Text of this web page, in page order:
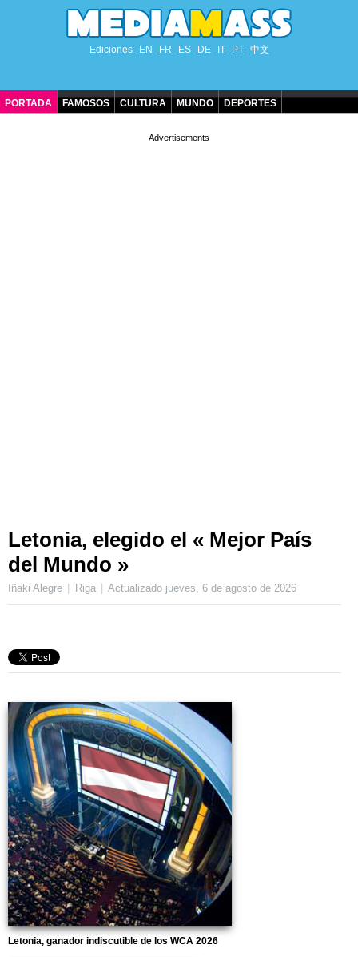
Ediciones EN FR ES DE IT PT 中文
PORTADA FAMOSOS CULTURA MUNDO DEPORTES
Letonia, elegido el « Mejor País
del Mundo »
Iñaki Alegre Riga Actualizado jueves, 6 de agosto de 2026
Letonia, ganador indiscutible de los WCA 2026